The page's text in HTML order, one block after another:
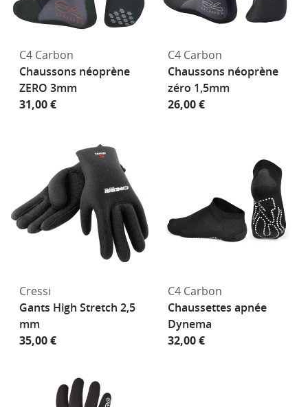
C4 Carbon
Chaussons néoprène
ZERO 3mm
31,00 €
C4 Carbon
Chaussons néoprène
zéro 1,5mm
26,00 €
Cressi
Gants High Stretch 2,5
mm
35,00 €
C4 Carbon
Chaussettes apnée
Dynema
32,00 €